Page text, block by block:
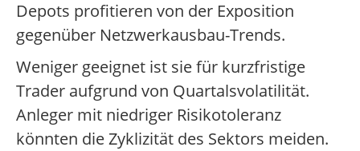
Depots profitieren von der Exposition
gegenüber Netzwerkausbau-Trends.
Weniger geeignet ist sie für kurzfristige
Trader aufgrund von Quartalsvolatilität.
Anleger mit niedriger Risikotoleranz
könnten die Zyklizität des Sektors meiden.